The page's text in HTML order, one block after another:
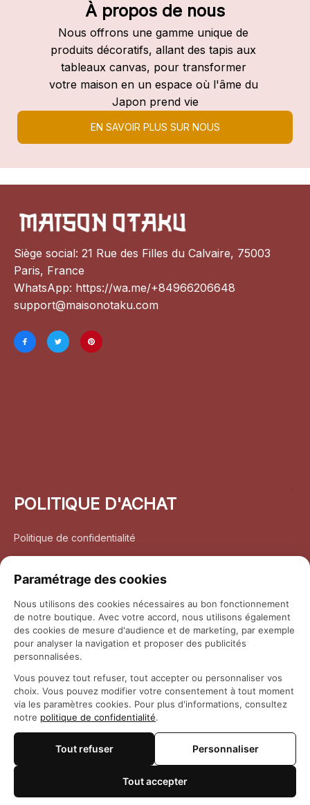
À propos de nous
Nous offrons une gamme unique de
produits décoratifs, allant des tapis aux
tableaux canvas, pour transformer
votre maison en un espace où l'âme du
Japon prend vie
EN SAVOIR PLUS SUR NOUS
Siège social: 21 Rue des Filles du Calvaire, 75003
Paris, France
WhatsApp: https://wa.me/+84966206648
support@maisonotaku.com
POLITIQUE D'ACHAT
Politique de confidentialité
Politique de retour et remboursement
Coordonnées
Questions fréquemment posées
© 2026 Maison Otaku
Paramétrage des cookies
Nous utilisons des cookies nécessaires au bon fonctionnement
de notre boutique. Avec votre accord, nous utilisons également
des cookies de mesure d'audience et de marketing, par exemple
pour analyser la navigation et proposer des publicités
personnalisées.
Vous pouvez tout refuser, tout accepter ou personnaliser vos
choix. Vous pouvez modifier votre consentement à tout moment
via les paramètres cookies. Pour plus d'informations, consultez
notre politique de confidentialité.
Tout refuser Personnaliser
Tout accepter